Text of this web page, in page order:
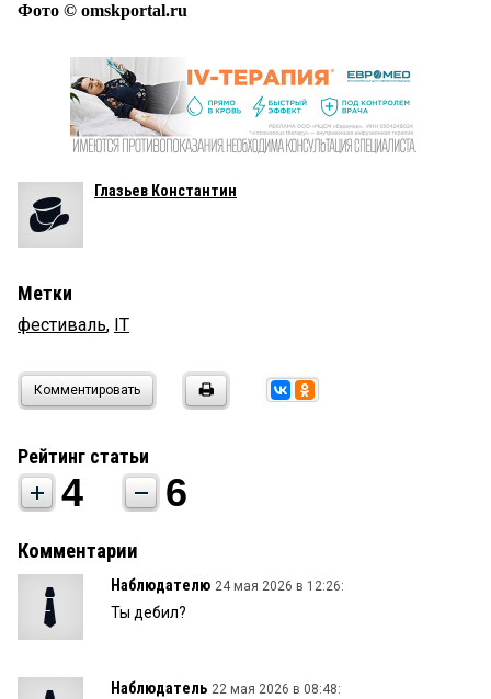
Фото © omskportal.ru
Глазьев Константин
Метки
фестиваль, IT
Комментировать
Рейтинг статьи
4 6
Комментарии
Наблюдателю 24 мая 2026 в 12:26:
Ты дебил?
Наблюдатель 22 мая 2026 в 08:48: